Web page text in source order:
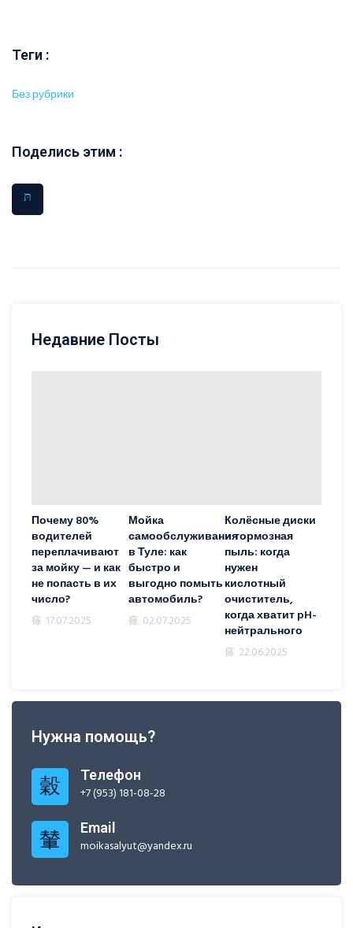
Недавние Посты
Почему 80%
водителей
переплачивают
за мойку — и как
не попасть в их
число?
17.07.2025
Мойка
самообслуживания
в Туле: как
быстро и
выгодно помыть
автомобиль?
02.07.2025
Колёсные диски
и тормозная
пыль: когда
нужен
кислотный
очиститель,
когда хватит pH-
нейтрального
22.06.2025
Нужна помощь?
Телефон
+7 (953) 181-08-28
Email
moikasalyut@yandex.ru
Теги :
Без рубрики
Поделись этим :